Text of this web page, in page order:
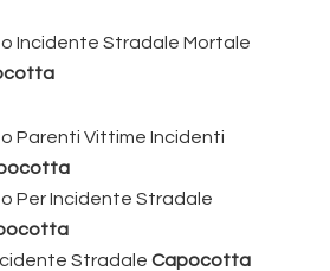
Incidente Stradale Mortale
Parenti Vittime Incidenti
Per Incidente Stradale
StradaleCapocotta